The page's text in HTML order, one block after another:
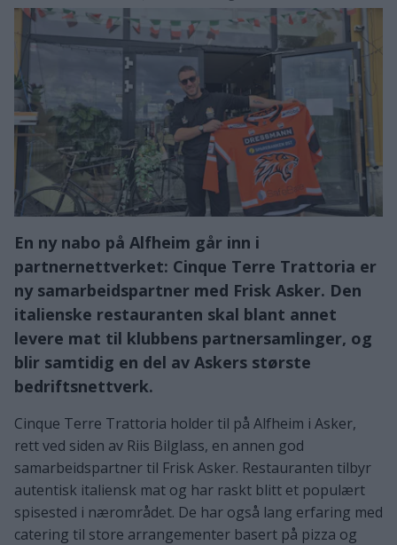
En ny nabo på Alfheim går inn i
partnernettverket: Cinque Terre Trattoria er
ny samarbeidspartner med Frisk Asker. Den
italienske restauranten skal blant annet
levere mat til klubbens partnersamlinger, og
blir samtidig en del av Askers største
bedriftsnettverk.
Cinque Terre Trattoria holder til på Alfheim i Asker,
rett ved siden av Riis Bilglass, en annen god
samarbeidspartner til Frisk Asker. Restauranten tilbyr
autentisk italiensk mat og har raskt blitt et populært
spisested i nærområdet. De har også lang erfaring med
catering til store arrangementer basert på pizza og